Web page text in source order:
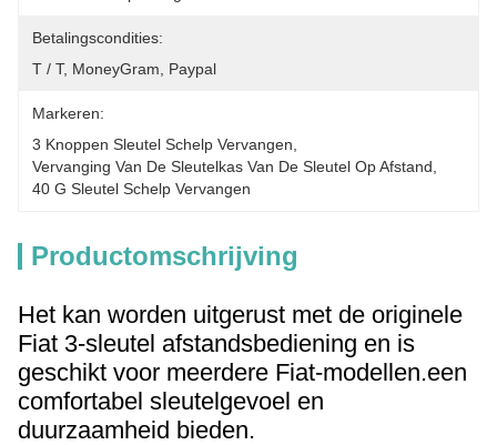
Betalingscondities:
T / T, MoneyGram, Paypal
Markeren:
3 Knoppen Sleutel Schelp Vervangen
Vervanging Van De Sleutelkas Van De Sleutel Op Afstand
40 G Sleutel Schelp Vervangen
Productomschrijving
Het kan worden uitgerust met de originele
Fiat 3-sleutel afstandsbediening en is
geschikt voor meerdere Fiat-modellen.een
comfortabel sleutelgevoel en
duurzaamheid bieden.